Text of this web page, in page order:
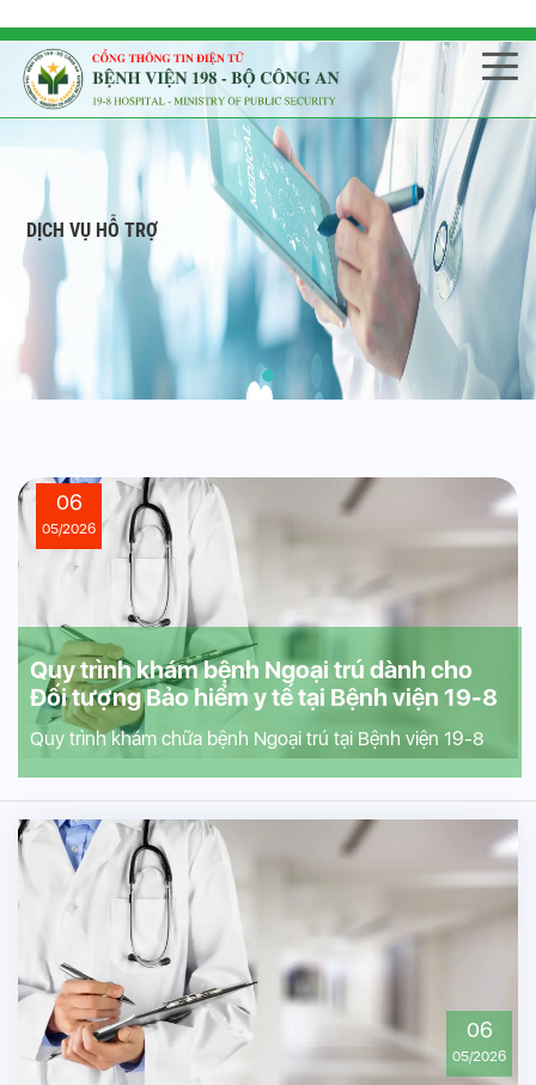
DỊCH VỤ HỖ TRỢ
06
05/2026
Quy trình khám bệnh Ngoại trú dành cho
Đối tượng Bảo hiểm y tế tại Bệnh viện 19-8
Quy trình khám chữa bệnh Ngoại trú tại Bệnh viện 19-8
06
05/2026